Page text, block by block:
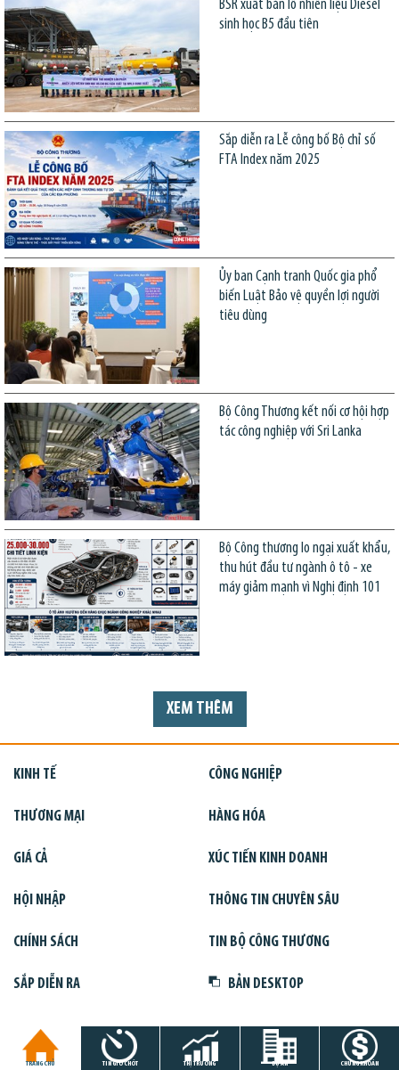
BSR xuất bán lô nhiên liệu Diesel
sinh học B5 đầu tiên
Sắp diễn ra Lễ công bố Bộ chỉ số
FTA Index năm 2025
Ủy ban Cạnh tranh Quốc gia phổ
biến Luật Bảo vệ quyền lợi người
tiêu dùng
Bộ Công Thương kết nối cơ hội hợp
tác công nghiệp với Sri Lanka
Bộ Công thương lo ngại xuất khẩu,
thu hút đầu tư ngành ô tô - xe
máy giảm mạnh vì Nghị định 101
XEM THÊM
KINH TẾ CÔNG NGHIỆP
THƯƠNG MẠI HÀNG HÓA
GIÁ CẢ XÚC TIẾN KINH DOANH
HỘI NHẬP THÔNG TIN CHUYÊN SÂU
CHÍNH SÁCH TIN BỘ CÔNG THƯƠNG
SẮP DIỄN RA BẢN DESKTOP
TRANG CHỦ TIN GIỜ CHÓT THỊ TRƯỜNG DỰ ÁN CHỨNG KHOÁN